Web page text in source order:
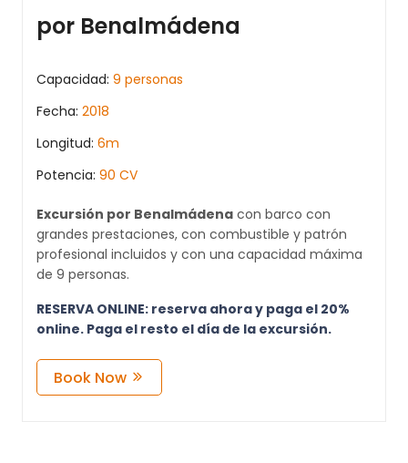
por Benalmádena
Capacidad: 9 personas
Fecha: 2018
Longitud: 6m
Potencia: 90 CV
Excursión por Benalmádena con barco con
grandes prestaciones, con combustible y patrón
profesional incluidos y con una capacidad máxima
de 9 personas.
RESERVA ONLINE: reserva ahora y paga el 20%
online. Paga el resto el día de la excursión.
Book Now